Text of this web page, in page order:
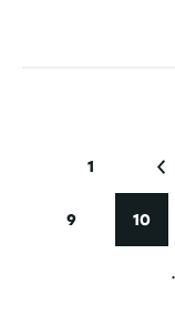
Première
1
Page
9 10